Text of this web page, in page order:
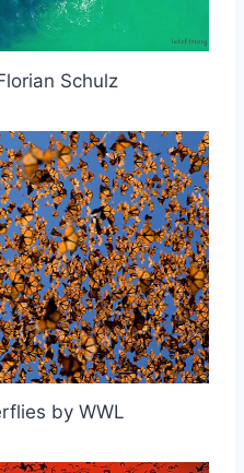
Schulz
by WWL